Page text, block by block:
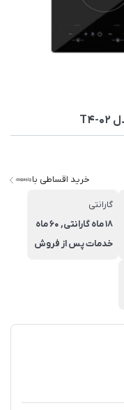
خرید اقساطی با
گارانتی
18 ماه گارانتی, 60 ماه
خدمات پس از فروش